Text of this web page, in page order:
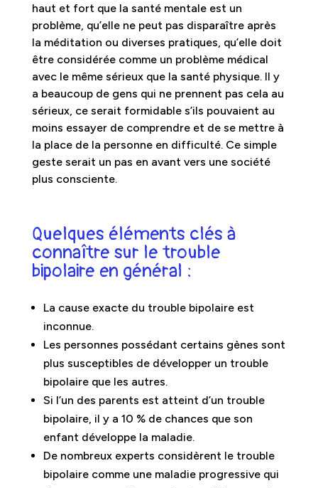
haut et fort que la santé mentale est un
problème, qu’elle ne peut pas disparaître après
la méditation ou diverses pratiques, qu’elle doit
être considérée comme un problème médical
avec le même sérieux que la santé physique. Il y
a beaucoup de gens qui ne prennent pas cela au
sérieux, ce serait formidable s’ils pouvaient au
moins essayer de comprendre et de se mettre à
la place de la personne en difficulté. Ce simple
geste serait un pas en avant vers une société
plus consciente.
Quelques éléments clés à
connaître sur le trouble
bipolaire en général :
La cause exacte du trouble bipolaire est
inconnue.
Les personnes possédant certains gènes sont
plus susceptibles de développer un trouble
bipolaire que les autres.
Si l’un des parents est atteint d’un trouble
bipolaire, il y a 10 % de chances que son
enfant développe la maladie.
De nombreux experts considèrent le trouble
bipolaire comme une maladie progressive qui